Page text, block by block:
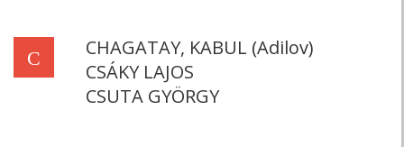
C
CHAGATAY, KABUL (Adilov)
CSÁKY LAJOS
CSUTA GYÖRGY